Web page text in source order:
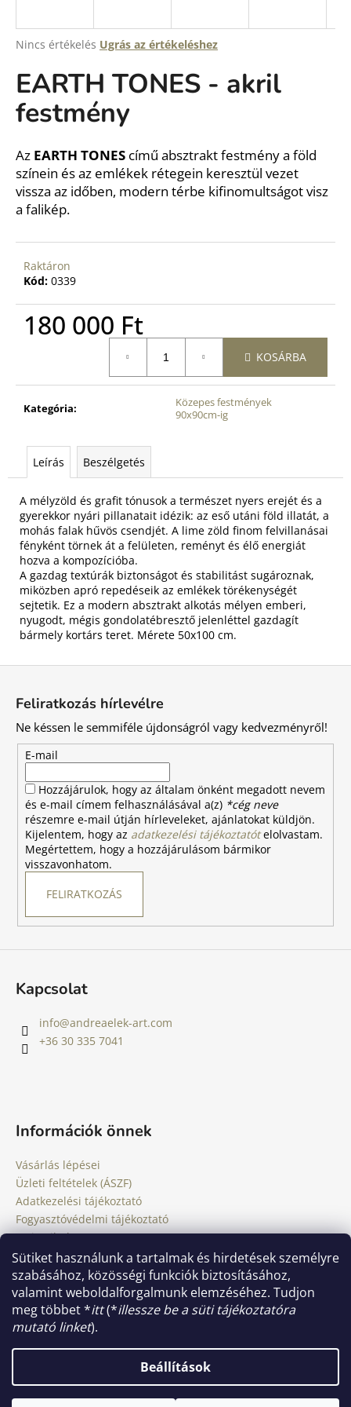
Sütiket használunk a tartalmak és hirdetések személyre
szabásához, közösségi funkciók biztosításához,
valamint weboldalforgalmunk elemzéséhez. Tudjon
meg többet *itt(*illessze be a süti tájékoztatóra
mutató linket).
Beállítások
A
átlagos
értékelése
5-
ből
csillag.
Nincs értékelés Ugrás az értékeléshez
EARTH TONES - akril
festmény
Az EARTH TONES című absztrakt festmény a föld
színein és az emlékek rétegein keresztül vezet
vissza az időben, modern térbe kifinomultságot visz
a falikép.
Raktáron
Kód: 0339
180 000 Ft
KOSÁRBA
Kategória:
Közepes festmények
90x90cm-ig
Leírás Beszélgetés
A mélyzöld és grafit tónusok a természet nyers erejét és a
gyerekkor nyári pillanatait idézik: az eső utáni föld illatát, a
mohás falak hűvös csendjét. A lime zöld finom felvillanásai
fényként törnek át a felületen, reményt és élő energiát
hozva a kompozícióba.
A gazdag textúrák biztonságot és stabilitást sugároznak,
miközben apró repedéseik az emlékek törékenységét
sejtetik. Ez a modern absztrakt alkotás mélyen emberi,
nyugodt, mégis gondolatébresztő jelenléttel gazdagít
bármely kortárs teret. Mérete 50x100 cm.
Feliratkozás hírlevélre
Ne késsen le semmiféle újdonságról vagy kedvezményről!
E-mail
Hozzájárulok, hogy az általam önként megadott nevem
és e-mail címem felhasználásával a(z) *cég neve
részemre e-mail útján hírleveleket, ajánlatokat küldjön.
Kijelentem, hogy az adatkezelési tájékoztatót elolvastam.
Megértettem, hogy a hozzájárulásom bármikor
visszavonhatom.
FELIRATKOZÁS
Kapcsolat
info@andreaelek-art.com
+36 30 335 7041
Információk önnek
Vásárlás lépései
Üzleti feltételek (ÁSZF)
Adatkezelési tájékoztató
Fogyasztóvédelmi tájékoztató
Jogi nyilatkozat
Impresszum
Süti tájékoztató
Copyright 2026Andrea Elek Festőművész. Minden jog
Süti beállítások szerkesztése